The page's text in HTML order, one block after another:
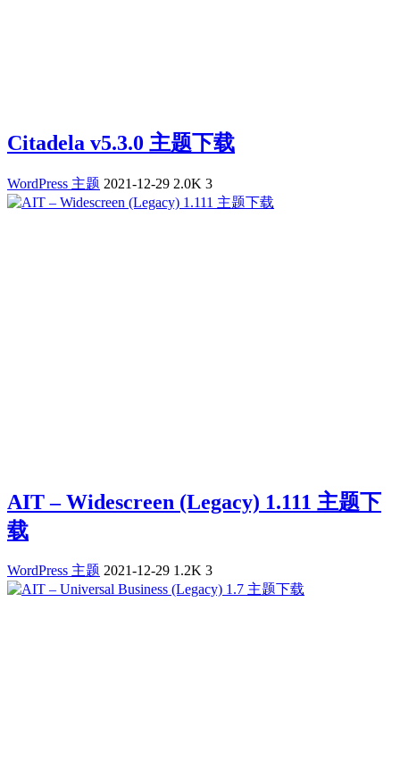
Citadela v5.3.0 主题下载
WordPress 主题 2021-12-29 2.0K 3
AIT – Widescreen (Legacy) 1.111 主题下
载
WordPress 主题 2021-12-29 1.2K 3